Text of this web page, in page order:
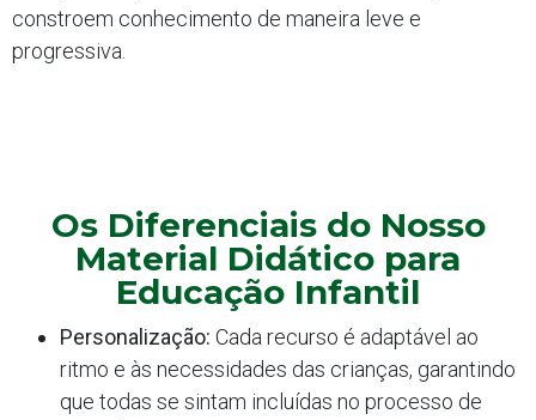
constroem conhecimento de maneira leve e
progressiva.
Os Diferenciais do Nosso
Material Didático para
Educação Infantil
Personalização: Cada recurso é adaptável ao
ritmo e às necessidades das crianças, garantindo
que todas se sintam incluídas no processo de